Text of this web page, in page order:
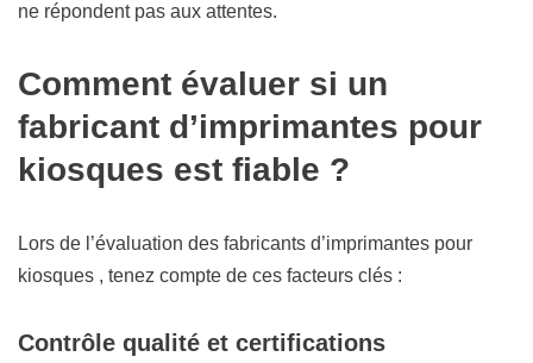
ne répondent pas aux attentes.
Comment évaluer si un
fabricant d’imprimantes pour
kiosques est fiable ?
Lors de l’évaluation des fabricants d’imprimantes pour
kiosques , tenez compte de ces facteurs clés :
Contrôle qualité et certifications